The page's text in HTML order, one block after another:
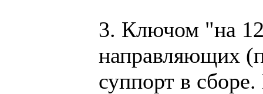
3. Ключом "на
направляющих
суппорт в